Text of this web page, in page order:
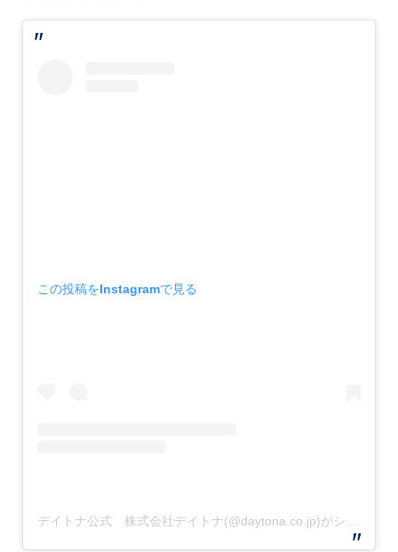
この投稿をInstagramで見る